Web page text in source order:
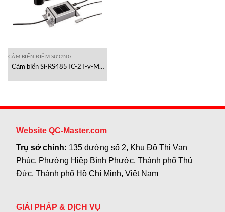
CẢM BIẾN ĐIỂM SƯƠNG
Cảm biến Si-RS485TC-2T-v-MB
Website QC-Master.com
Trụ sở chính: 135 đường số 2, Khu Đô Thị Vạn
Phúc, Phường Hiệp Bình Phước, Thành phố Thủ
Đức, Thành phố Hồ Chí Minh, Việt Nam
GIẢI PHÁP & DỊCH VỤ